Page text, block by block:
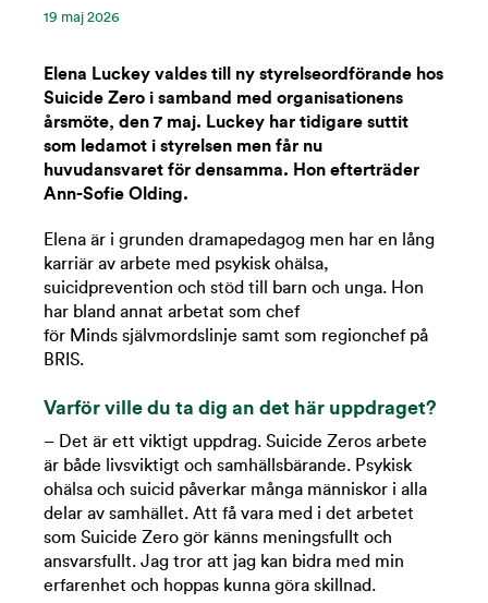
19 ‪maj‬ 2026
Elena Luckey valdes till ny styrelseordförande hos
Suicide Zero i samband med organisationens
årsmöte, den 7 maj. Luckey har tidigare suttit
som ledamot i styrelsen men får nu
huvudansvaret för densamma. Hon efterträder
Ann-Sofie Olding.
Elena är i grunden dramapedagog men har en lång
karriär av arbete med psykisk ohälsa,
suicidprevention och stöd till barn och unga. Hon
har bland annat arbetat som chef
för Minds självmordslinje samt som regionchef på
BRIS.
Varför ville du ta dig an det här uppdraget?
– Det är ett viktigt uppdrag. Suicide Zeros arbete
är både livsviktigt och samhällsbärande. Psykisk
ohälsa och suicid påverkar många människor i alla
delar av samhället. Att få vara med i det arbetet
som Suicide Zero gör känns meningsfullt och
ansvarsfullt. Jag tror att jag kan bidra med min
erfarenhet och hoppas kunna göra skillnad.